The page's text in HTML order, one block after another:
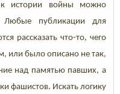
к истории войны можно
Любые публикации для
рассказать что-то, чего
или было описано не так,
над памятью павших, а
фашистов. Искать логику